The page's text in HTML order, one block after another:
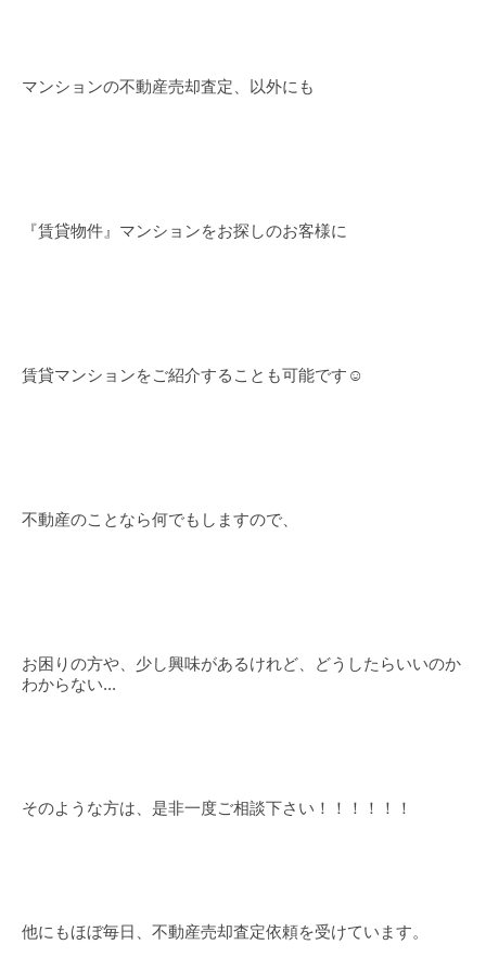
マンションの不動産売却査定、以外にも
『賃貸物件』マンションをお探しのお客様に
賃貸マンションをご紹介することも可能です☺
不動産のことなら何でもしますので、
お困りの方や、少し興味があるけれど、どうしたらいいのか
わからない...
そのような方は、是非一度ご相談下さい！！！！！！
他にもほぼ毎日、不動産売却査定依頼を受けています。